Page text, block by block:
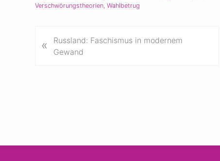
Verschwörungstheorien Wahlbetrug
o
r
«
Russland: Faschismus in modernem
Gewand